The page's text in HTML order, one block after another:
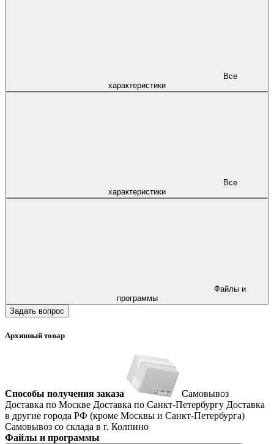
характеристики
характеристики
программы
Задать вопрос
Архивный товар
Способы получения заказа
Самовывоз
Доставка по Москве Доставка по Санкт-Петербургу Доставка
в другие города РФ (кроме Москвы и Санкт-Петербурга)
Самовывоз со склада в г. Колпино
Файлы и программы